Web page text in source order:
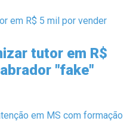
tutor em R$
"fake"